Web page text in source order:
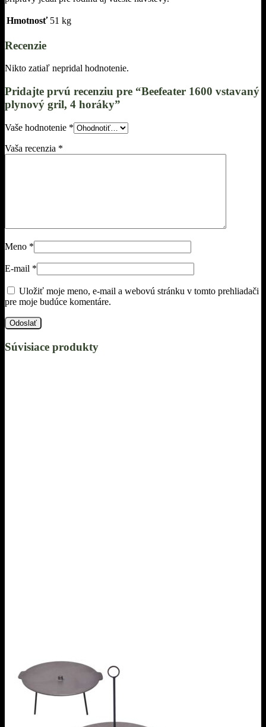
Hmotnosť 51 kg
Recenzie
Nikto zatiaľ nepridal hodnotenie.
Pridajte prvú recenziu pre “Beefeater 1600 vstavaný
plynový gril, 4 horáky”
Vaše hodnotenie *
Vaša recenzia *
Meno *
E-mail *
Uložiť moje meno, e-mail a webovú stránku v tomto prehliadači
pre moje budúce komentáre.
Súvisiace produkty